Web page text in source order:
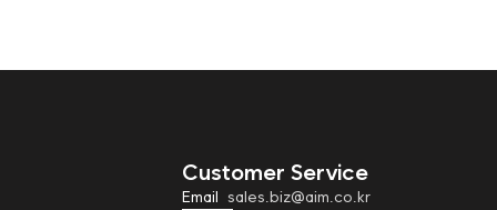
Customer Service
Email
sales.biz@aim.co.kr